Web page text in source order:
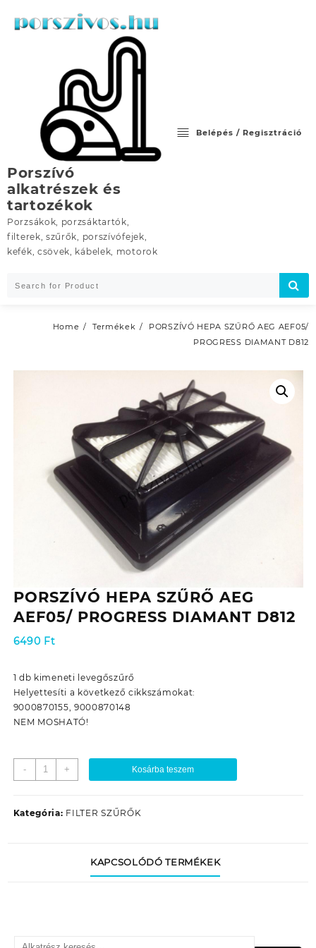
Porszívó
alkatrészek és
tartozékok
Porzsákok, porzsáktartók,
filterek, szűrők, porszívófejek,
kefék, csövek, kábelek, motorok
Belépés / Regisztráció
Home Termékek
PORSZÍVÓ HEPA SZŰRŐ AEG AEF05/
PROGRESS DIAMANT D812
PORSZÍVÓ HEPA SZŰRŐ AEG
AEF05/ PROGRESS DIAMANT D812
6490 Ft
1 db kimeneti levegőszűrő
Helyettesíti a következő cikkszámokat:
9000870155, 9000870148
NEM MOSHATÓ!
-
PORSZÍVÓ
HEPA
AEG
+ Kosárba teszem
Kategória: FILTER SZŰRŐK
KAPCSOLÓDÓ TERMÉKEK
Keresés